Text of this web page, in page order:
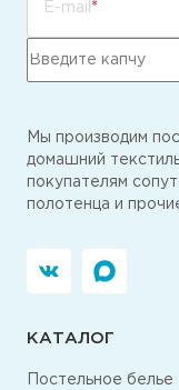
E-mail
Мы производим
домашний
покупателям
полотенца и
КАТАЛОГ
Постельное белье